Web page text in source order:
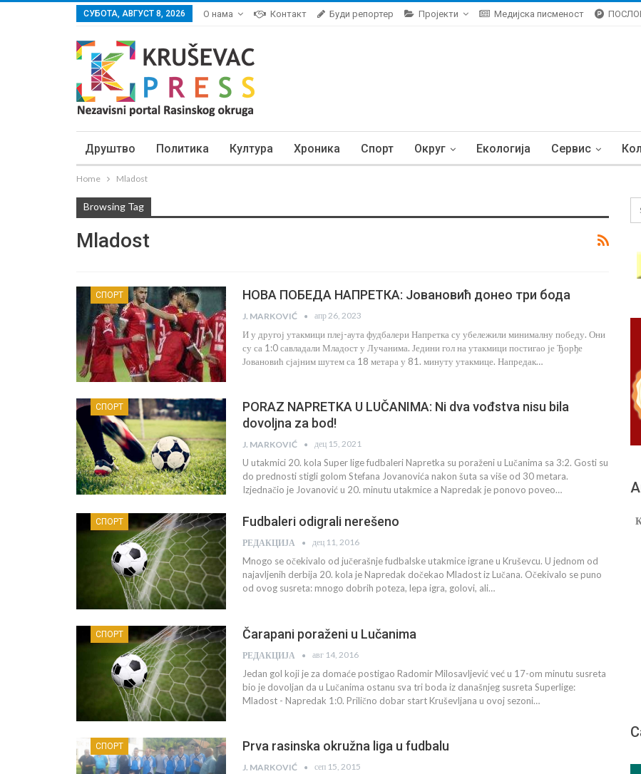
СУБОТА, АВГУСТ 8, 2026 О нама Контакт Буди репортер Пројекти Медијска писменост
Друштво Политика Култура Хроника Спорт Округ Екологија Сервис
Home Mladost
Browsing Tag
Mladost
СПОРТ НОВА ПОБЕДА НАПРЕТКА: Јовановић донео три бода
J. MARKOVIĆ апр 26, 2023
И у другој утакмици плеј-аута фудбалери Напретка су убележили минималну победу. Они
су са 1:0 савладали Младост у Лучанима. Једини гол на утакмици постигао је Ђорђе
Јовановић сјајним шутем са 18 метара у 81. минуту утакмице. Напредак…
СПОРТ
PORAZ NAPRETKA U LUČANIMA: Ni dva vođstva nisu bila
dovoljna za bod!
J. MARKOVIĆ дец 15, 2021
U utakmici 20. kola Super lige fudbaleri Napretka su poraženi u Lučanima sa 3:2. Gosti su
do prednosti stigli golom Stefana Jovanovića nakon šuta sa više od 30 metara.
Izjednačio je Jovanović u 20. minutu utakmice a Napredak je ponovo poveo…
СПОРТ Fudbaleri odigrali nerešeno
РЕДАКЦИЈА дец 11, 2016
Mnogo se očekivalo od jučerašnje fudbalske utakmice igrane u Kruševcu. U jednom od
najavljenih derbija 20. kola je Napredak dočekao Mladost iz Lučana. Očekivalo se puno
od ovog susreta: mnogo dobrih poteza, lepa igra, golovi, ali…
СПОРТ Čarapani poraženi u Lučanima
РЕДАКЦИЈА авг 14, 2016
Jedan gol koji je za domaće postigao Radomir Milosavljević već u 17-om minutu susreta
bio je dovoljan da u Lučanima ostanu sva tri boda iz današnjeg susreta Superlige:
Mladost - Napredak 1:0. Prilično dobar start Kruševljana u ovoj sezoni…
СПОРТ Prva rasinska okružna liga u fudbalu
J. MARKOVIĆ сеп 15, 2015